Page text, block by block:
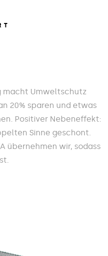
macht Umweltschutz
20% sparen und etwas
Positiver Nebeneffekt:
Sinne geschont.
übernehmen wir, sodass